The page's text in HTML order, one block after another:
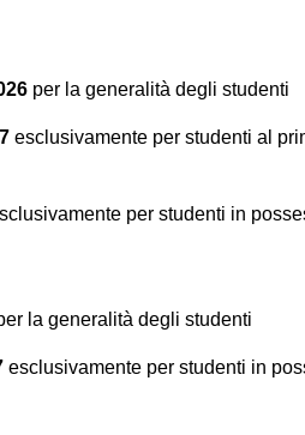
per la generalità degli studenti
esclusivamente per studenti al
per studenti in
la generalità degli studenti
esclusivamente per studenti in